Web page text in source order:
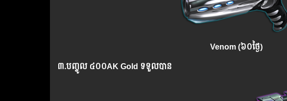
Venom (៦០ថ្ងៃ)
៣.​បញ្ចូល៤០០AK Gold ទទួលបាន